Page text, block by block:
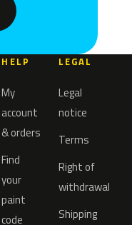
HELP
My
account
& orders
Find
your
paint
code
LEGAL
Legal
notice
Terms
Right of
withdrawal
Shipping